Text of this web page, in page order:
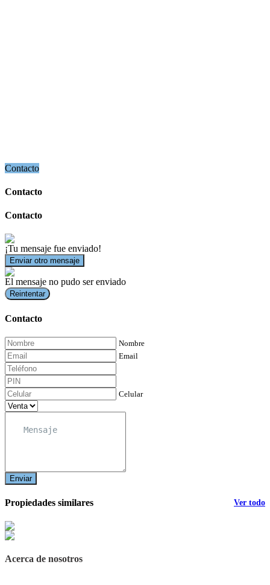
Contacto
Contacto
Contacto
¡Tu mensaje fue enviado!
Enviar otro mensaje
El mensaje no pudo ser enviado
Reintentar
Contacto
Nombre
Email
Celular
Enviar
Propiedades similares Ver todo
Acerca de nosotros